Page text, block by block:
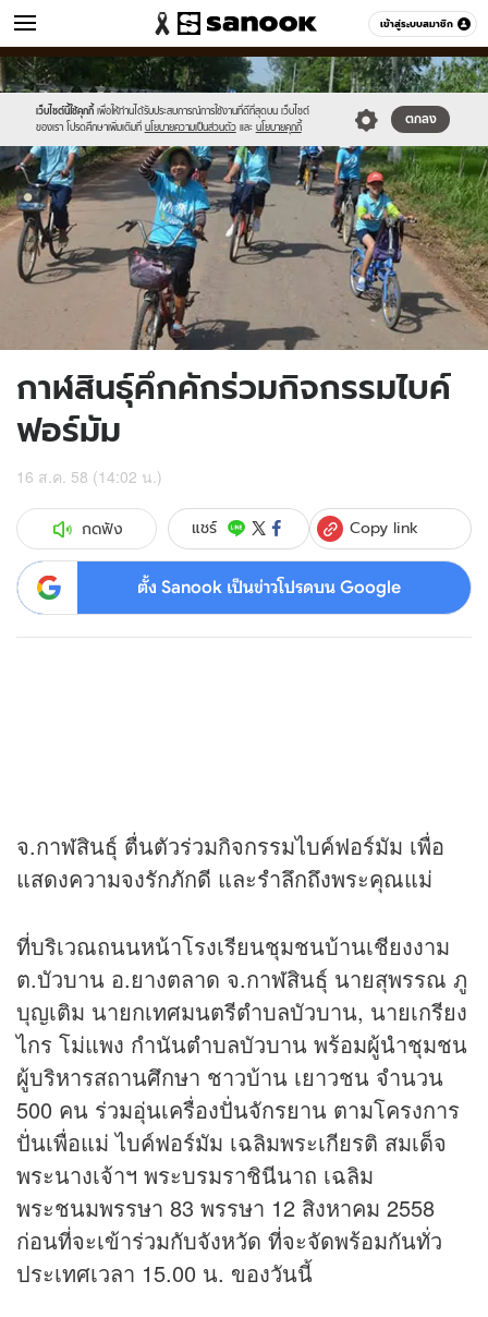
เข้าสู่ระบบสมาชิก
ข่าว หมวดอื่นๆ
เว็บไซต์นี้ใช้คุกกี้ เพื่อให้ท่านได้รับประสบการณ์การใช้งานที่ดีที่สุดบน เว็บไซต์
ของเรา โปรดศึกษาเพิ่มเติมที่ นโยบายความเป็นส่วนตัว และ นโยบายคุกกี้
ตกลง
Sanook
//s.isanook.com/sr/0/images/logo-
new-
sanook.png
600
60
//s.isanook.com/ns/0/ud/369/1848354/639307-
01.jpg
กาฬสินธุ์คึกคักร่วมกิจกรรมไบค์
ฟอร์มัม
16 ส.ค. 58 (14:02 น.)
กดฟัง แชร์ Copy link
ตั้ง Sanook เป็นข่าวโปรดบน Google
จ.กาฬสินธุ์ ตื่นตัวร่วมกิจกรรมไบค์ฟอร์มัม เพื่อ
แสดงความจงรักภักดี และรำลึกถึงพระคุณแม่
ที่บริเวณถนนหน้าโรงเรียนชุมชนบ้านเชียงงาม
ต.บัวบาน อ.ยางตลาด จ.กาฬสินธุ์ นายสุพรรณ ภู
บุญเติม นายกเทศมนตรีตำบลบัวบาน, นายเกรียง
ไกร โม่แพง กำนันตำบลบัวบาน พร้อมผู้นำชุมชน
ผู้บริหารสถานศึกษา ชาวบ้าน เยาวชน จำนวน
500 คน ร่วมอุ่นเครื่องปั่นจักรยาน ตามโครงการ
ปั่นเพื่อแม่ ไบค์ฟอร์มัม เฉลิมพระเกียรติ สมเด็จ
พระนางเจ้าฯ พระบรมราชินีนาถ เฉลิม
พระชนมพรรษา 83 พรรษา 12 สิงหาคม 2558
ก่อนที่จะเข้าร่วมกับจังหวัด ที่จะจัดพร้อมกันทั่ว
ประเทศเวลา 15.00 น. ของวันนี้